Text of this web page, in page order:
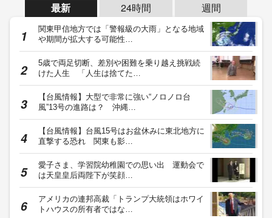
最新 24時間 週間
関東甲信地方では「警報級の大雨」となる地域
や期間が拡大する可能性…
5歳で両足切断、差別や困難を乗り越え挑戦続
けた人生 「人生は捨てた…
【台風情報】大型で非常に強い“ノロノロ台
風”13号の進路は？ 沖縄…
【台風情報】台風15号はお盆休みに東北地方に
直撃する恐れ 関東も影…
愛子さま、学習院幼稚園での思い出 運動会で
は天皇皇后両陛下が笑顔…
アメリカの連邦高裁「トランプ大統領はホワイ
トハウスの所有者ではな…